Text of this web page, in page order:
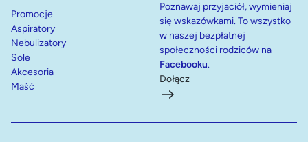
Promocje
Aspiratory
Nebulizatory
Sole
Akcesoria
Maść
Poznawaj przyjaciół, wymieniaj
się wskazówkami. To wszystko
w naszej bezpłatnej
społeczności rodziców na
Facebooku.
Dołącz